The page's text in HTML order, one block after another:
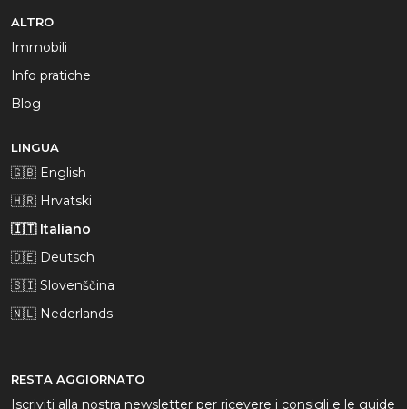
ALTRO
Immobili
Info pratiche
Blog
LINGUA
🇬🇧 English
🇭🇷 Hrvatski
🇮🇹 Italiano
🇩🇪 Deutsch
🇸🇮 Slovenščina
🇳🇱 Nederlands
RESTA AGGIORNATO
Iscriviti alla nostra newsletter per ricevere i consigli e le guide